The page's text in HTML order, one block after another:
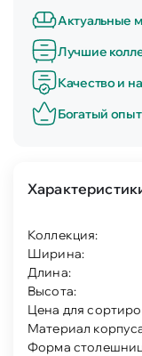
Актуальные
Лучшие
Качество и
Богатый опыт
Коллекция:
Ширина:
Длина:
Высота:
Цена для
Материал
Форма